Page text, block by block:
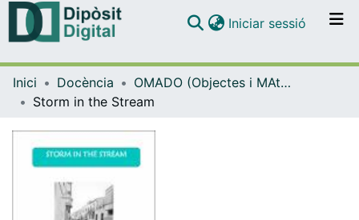
Navega per tot el DD
Iniciar sessió (current)
Inici Docència
OMADO (Objectes i MAterials DOcents)
Storm in the Stream